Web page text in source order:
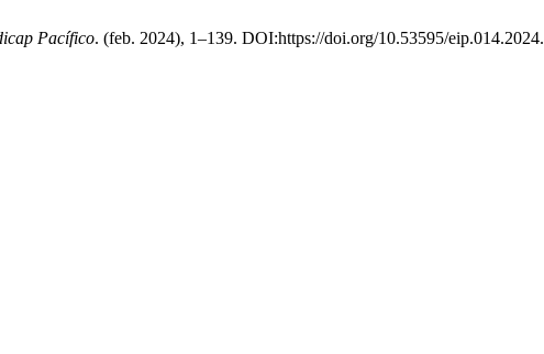
Pacífico. (feb. 2024), 1–139. DOI:https://doi.org/10.53595/eip.014.2024.